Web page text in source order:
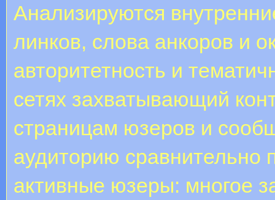
Анализируются
линков, слова анкоров и
авторитетность и
сетях захватывающий
страницам юзеров и
аудиторию сравнительно
активные юзеры: многое